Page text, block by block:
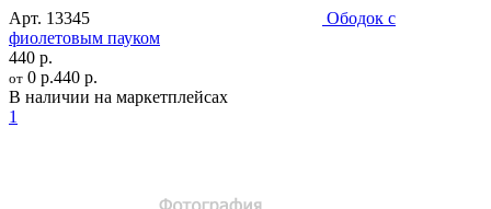
Арт. 13345
Ободок с
фиолетовым пауком
440 р.
от 0 р.440 р.
В наличии на маркетплейсах
1